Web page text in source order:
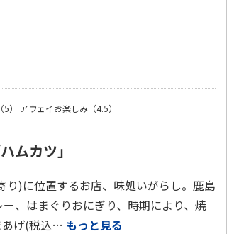
） アウェイお楽しみ（4.5）
ムカツ」
り)に位置するお店、味処いがらし。鹿島
、はまぐりおにぎり、時期により、焼
あげ(税込… もっと見る